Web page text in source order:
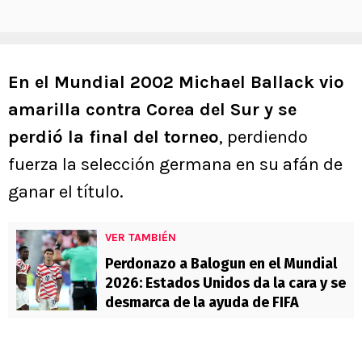
En el Mundial 2002 Michael Ballack vio
amarilla contra Corea del Sur y se
perdió la final del torneo, perdiendo
fuerza la selección germana en su afán de
ganar el título.
VER TAMBIÉN
Perdonazo a Balogun en el Mundial
2026: Estados Unidos da la cara y se
desmarca de la ayuda de FIFA